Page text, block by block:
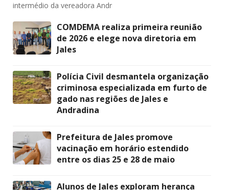
intermédio da vereadora Andr
COMDEMA realiza primeira reunião
de 2026 e elege nova diretoria em
Jales
Polícia Civil desmantela organização
criminosa especializada em furto de
gado nas regiões de Jales e
Andradina
Prefeitura de Jales promove
vacinação em horário estendido
entre os dias 25 e 28 de maio
Alunos de Jales exploram herança